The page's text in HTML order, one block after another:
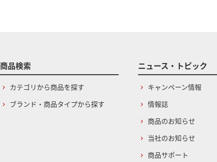
商品検索
カテゴリから商品を探す
ブランド・商品タイプから探す
ニュース・トピック
キャンペーン情報
情報誌
商品のお知らせ
当社のお知らせ
商品サポート